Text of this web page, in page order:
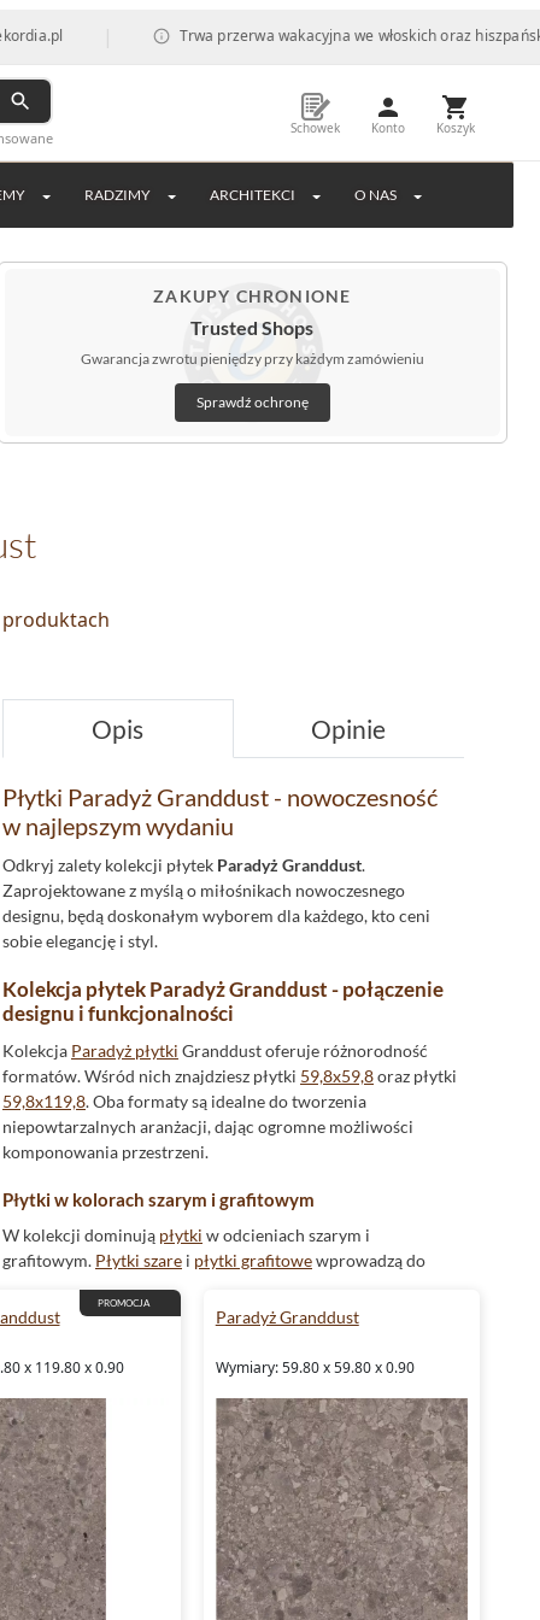
| Trwa przerwa wakacyjna we włoskich oraz hiszpańskich
Schowek Konto Koszyk
RADZIMY ARCHITEKCI O NAS
ZAKUPY CHRONIONE
Trusted Shops
Gwarancja zwrotu pieniędzy przy każdym zamówieniu
Sprawdź ochronę
Opis Opinie
Płytki Paradyż Granddust - nowoczesność
w najlepszym wydaniu
Odkryj zalety kolekcji płytek Paradyż Granddust.
Zaprojektowane z myślą o miłośnikach nowoczesnego
designu, będą doskonałym wyborem dla każdego, kto ceni
sobie elegancję i styl.
Kolekcja płytek Paradyż Granddust - połączenie
designu i funkcjonalności
Kolekcja Paradyż płytki Granddust oferuje różnorodność
formatów. Wśród nich znajdziesz płytki 59,8x59,8oraz płytki
59,8x119,8. Oba formaty są idealne do tworzenia
niepowtarzalnych aranżacji, dając ogromne możliwości
komponowania przestrzeni.
Płytki w kolorach szarym i grafitowym
W kolekcji dominują płytki w odcieniach szarym i
grafitowym. Płytki szare i płytki grafitowewprowadzą do
wnętrza elegancję i nowoczesny charakter.
Mrozoodporne płytki
Dużym atutem płytek Paradyż Granddustjest ich
mrozoodporność. Dzięki temu są one idealne do zastosowań
zewnętrznych, jak na tarasie czy balkonie.
Płytki rektyfikowane
Płytki Granddust są rektyfikowane, co oznacza, że ich
krawędzie są idealnie proste. Daje to możliwość układania
płytek z minimalną szerokością fugi, co tworzy efekt
jednolitej powierzchni.
PROMOCJA
x 119.80 x 0.90
Paradyż Granddust
Wymiary: 59.80 x 59.80 x 0.90